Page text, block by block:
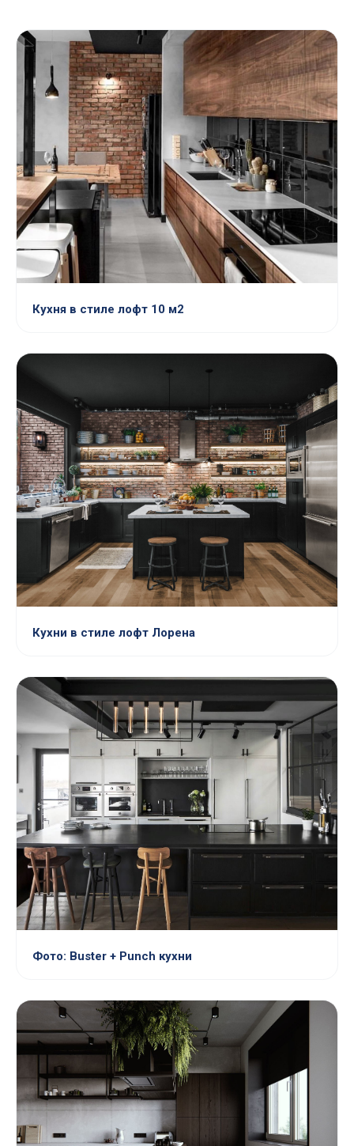
Кухня в стиле лофт 10 м2
Кухни в стиле лофт Лорена
Фото: Buster + Punch кухни